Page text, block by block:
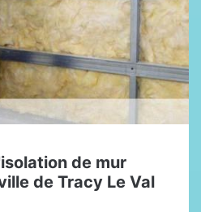
de mur
de Tracy Le Val